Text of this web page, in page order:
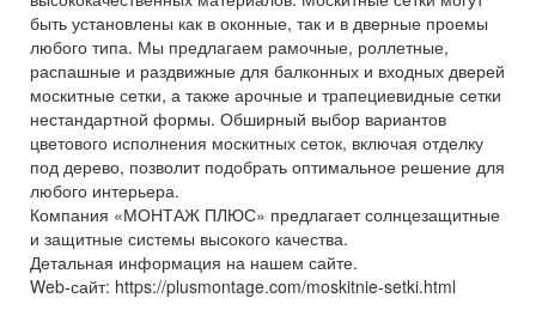
быть установлены как в оконные, так и в дверные проемы
любого типа. Мы предлагаем рамочные, роллетные,
распашные и раздвижные для балконных и входных дверей
москитные сетки, а также арочные и трапециевидные сетки
нестандартной формы. Обширный выбор вариантов
цветового исполнения москитных сеток, включая отделку
под дерево, позволит подобрать оптимальное решение для
любого интерьера.
Компания «МОНТАЖ ПЛЮС» предлагает солнцезащитные
и защитные системы высокого качества.
Детальная информация на нашем сайте.
Web-сайт: https://plusmontage.com/moskitnie-setki.html